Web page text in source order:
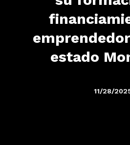
estado
11/28/